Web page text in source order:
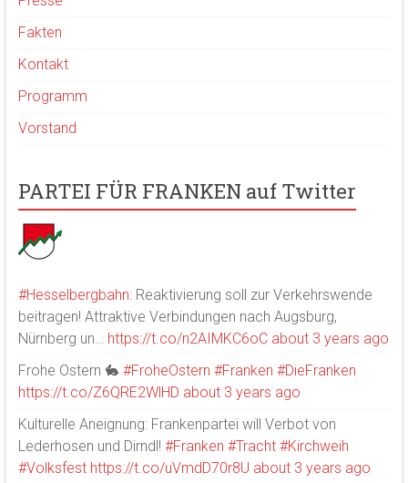
Fakten
Kontakt
Programm
Vorstand
PARTEI FÜR FRANKEN auf Twitter
#Hesselbergbahn: Reaktivierung soll zur Verkehrswende
beitragen! Attraktive Verbindungen nach Augsburg,
Nürnberg un… https://t.co/n2AIMKC6oC about 3 years ago
Frohe Ostern 🐇 #FroheOstern #Franken #DieFranken
https://t.co/Z6QRE2WlHD about 3 years ago
Kulturelle Aneignung: Frankenpartei will Verbot von
Lederhosen und Dirndl! #Franken #Tracht #Kirchweih
#Volksfest https://t.co/uVmdD70r8U about 3 years ago